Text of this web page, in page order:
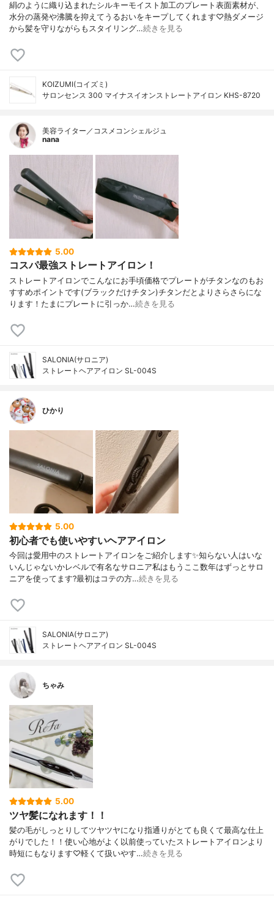
絹のように織り込まれたシルキーモイスト加工のプレート表面素材が、
水分の蒸発や沸騰を抑えてうるおいをキープしてくれます♡熱ダメージ
から髪を守りながらもスタイリング…続きを見る
KOIZUMI(コイズミ)
サロンセンス 300 マイナスイオンストレートアイロン KHS-8720
美容ライター／コスメコンシェルジュ
nana
5.00
コスパ最強ストレートアイロン！
ストレートアイロンでこんなにお手頃価格でプレートがチタンなのもお
すすめポイントです(ブラックだけチタン)チタンだとよりさらさらにな
ります！たまにプレートに引っか…続きを見る
SALONIA(サロニア)
ストレートヘアアイロン SL-004S
ひかり
5.00
初心者でも使いやすいヘアアイロン
今回は愛用中のストレートアイロンをご紹介します✨知らない人はいな
いんじゃないかレベルで有名なサロニア私はもうここ数年はずっとサロ
ニアを使ってます?最初はコテの方…続きを見る
SALONIA(サロニア)
ストレートヘアアイロン SL-004S
ちゃみ
5.00
ツヤ髪になれます！！
髪の毛がしっとりしてツヤツヤになり指通りがとても良くて最高な仕上
がりでした！！使い心地がよく以前使っていたストレートアイロンより
時短にもなります♡軽くて扱いやす…続きを見る